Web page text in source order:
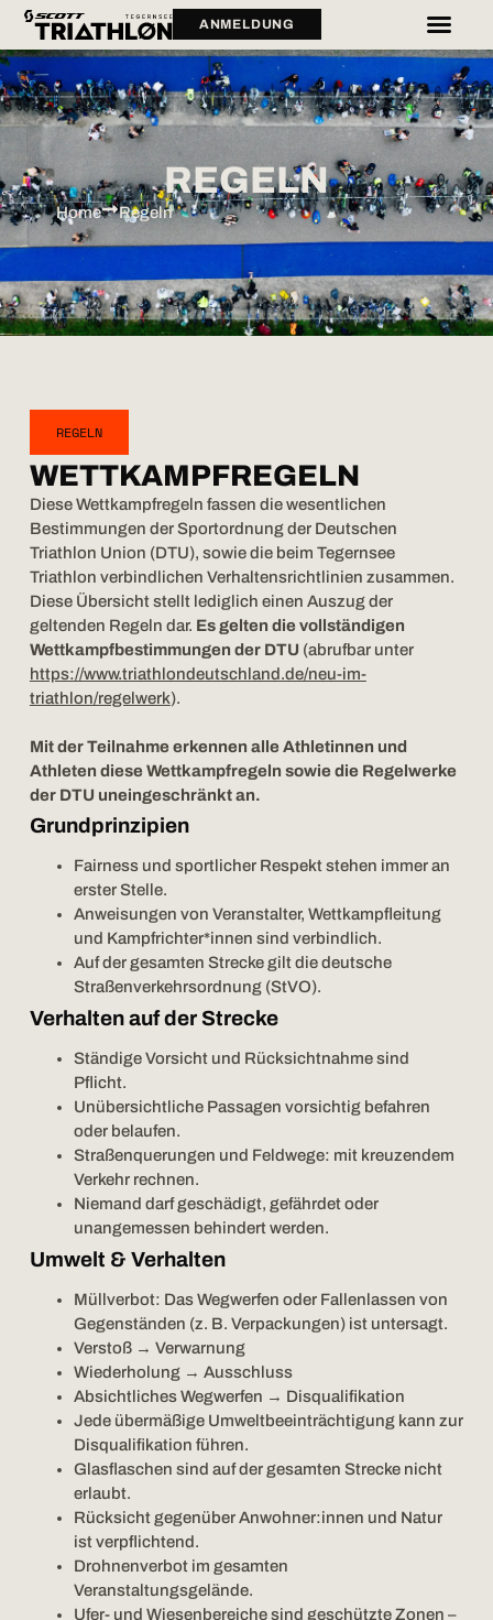
ANMELDUNG
REGELN
Home Regeln
REGELN
WETTKAMPFREGELN
Diese Wettkampfregeln fassen die wesentlichen
Bestimmungen der Sportordnung der Deutschen
Triathlon Union (DTU), sowie die beim Tegernsee
Triathlon verbindlichen Verhaltensrichtlinien zusammen.
Diese Übersicht stellt lediglich einen Auszug der
geltenden Regeln dar. Es gelten die vollständigen
Wettkampfbestimmungen der DTU (abrufbar unter
https://www.triathlondeutschland.de/neu-im-
triathlon/regelwerk).
Mit der Teilnahme erkennen alle Athletinnen und
Athleten diese Wettkampfregeln sowie die Regelwerke
der DTU uneingeschränkt an.
Grundprinzipien
Fairness und sportlicher Respekt stehen immer an
erster Stelle.
Anweisungen von Veranstalter, Wettkampfleitung
und Kampfrichter*innen sind verbindlich.
Auf der gesamten Strecke gilt die deutsche
Straßenverkehrsordnung (StVO).
Verhalten auf der Strecke
Ständige Vorsicht und Rücksichtnahme sind
Pflicht.
Unübersichtliche Passagen vorsichtig befahren
oder belaufen.
Straßenquerungen und Feldwege: mit kreuzendem
Verkehr rechnen.
Niemand darf geschädigt, gefährdet oder
unangemessen behindert werden.
Umwelt & Verhalten
Müllverbot: Das Wegwerfen oder Fallenlassen von
Gegenständen (z. B. Verpackungen) ist untersagt.
Verstoß → Verwarnung
Wiederholung → Ausschluss
Absichtliches Wegwerfen → Disqualifikation
Jede übermäßige Umweltbeeinträchtigung kann zur
Disqualifikation führen.
Glasflaschen sind auf der gesamten Strecke nicht
erlaubt.
Rücksicht gegenüber Anwohner:innen und Natur
ist verpflichtend.
Drohnenverbot im gesamten
Veranstaltungsgelände.
Ufer- und Wiesenbereiche sind geschützte Zonen –